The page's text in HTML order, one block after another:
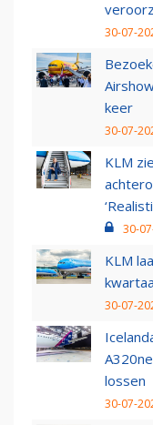
30-07-
keer
30-07-
KLM
30-
KLM
30-07-
lossen
30-07-